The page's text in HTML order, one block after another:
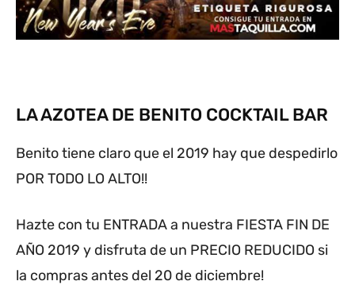
LA AZOTEA DE BENITO COCKTAIL BAR
Benito tiene claro que el 2019 hay que despedirlo
POR TODO LO ALTO!!
Hazte con tu ENTRADA a nuestra FIESTA FIN DE
AÑO 2019 y disfruta de un PRECIO REDUCIDO si
la compras antes del 20 de diciembre!